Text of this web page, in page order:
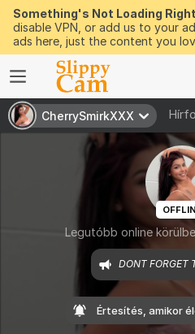
Something's Not Loading
disable VPN, or add us to your
ads here, just the content you
CherrySmirkXXX
Legutóbb online
DONT FORGET
Értesítés, amikor